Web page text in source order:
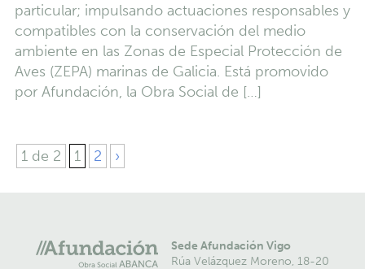
particular; impulsando actuaciones responsables y
compatibles con la conservación del medio
ambiente en las Zonas de Especial Protección de
Aves (ZEPA) marinas de Galicia. Está promovido
por Afundación, la Obra Social de […]
1 de 2 1 2 ›
Sede Afundación Vigo
Rúa Velázquez Moreno, 18-20